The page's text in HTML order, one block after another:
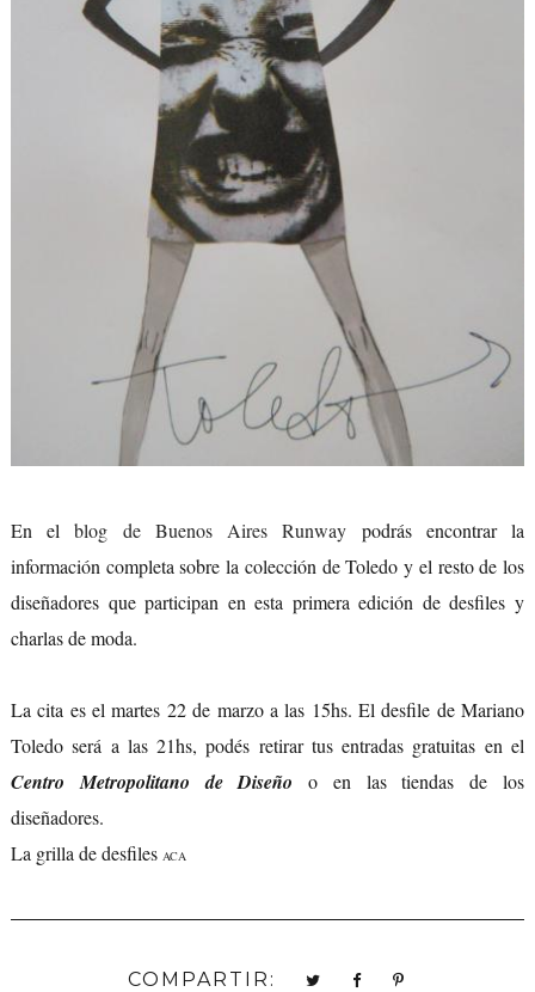
En elblog de Buenos Aires Runway podrás encontrar la
información completa sobre la colección de Toledo y el resto de los
diseñadores que participan en esta primera edición de desfiles y
charlas de moda.
La cita es el martes 22 de marzo a las 15hs. El desfile de Mariano
Toledo será a las 21hs, podés retirar tus entradas gratuitas en el
Centro Metropolitano de Diseño o en las tiendas de los
diseñadores.
La grilla de desfiles ACA
COMPARTIR: